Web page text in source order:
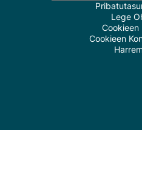
Lege
Cookieen
Cookieen